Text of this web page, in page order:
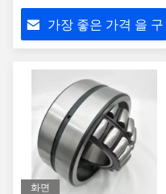
평면 베어링
가장 좋은 가격 을 구
화면